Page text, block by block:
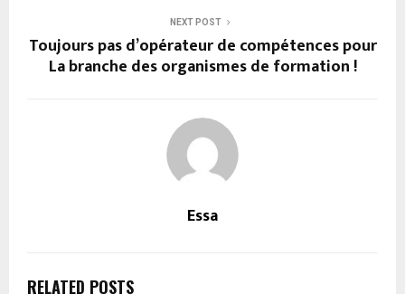
NEXT POST
Toujours pas d’opérateur de compétences pour
La branche des organismes de formation !
Essa
RELATED POSTS